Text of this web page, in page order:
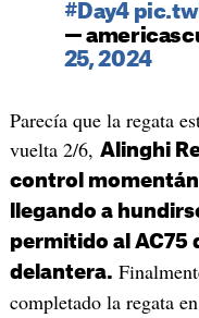
#Day4
—
25, 2024
Parecía que la regata
vuelta 2/6, Alinghi
control
llegando a
permitido al AC75
delantera.
completado la regata